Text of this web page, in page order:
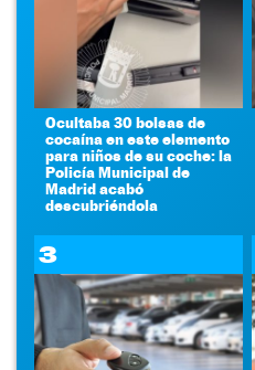
Ocultaba 30 bolsas de
cocaína en este elemento
para niños de su coche: la
Policía Municipal de
Madrid acabó
descubriéndola
3